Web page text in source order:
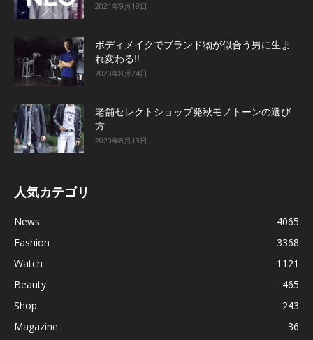
2021年9月18日
ボディメイクでブランド物が似合う男に生ま
れ変わる!!
2020年8月24日
老舗セレクトショップ発秋モノトーンの選び
方
2020年8月13日
人気カテゴリ
News
4065
Fashion
3368
Watch
1121
Beauty
465
Shop
243
Magazine
36